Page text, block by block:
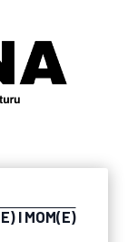
I MOM(E)